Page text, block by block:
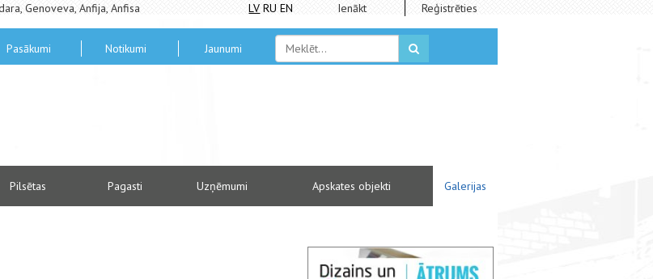
Genoveva, Anfija, Anfisa LV RU EN Ienākt Reģistrēties
Pasākumi Notikumi Jaunumi
Pilsētas Pagasti Uzņēmumi Apskates objekti Galerijas